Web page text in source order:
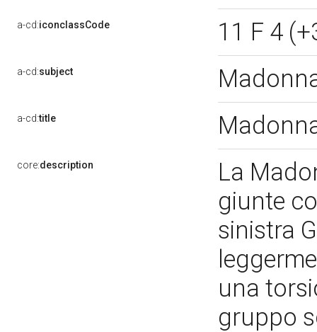
a-cd:iconclassCode 11 F 4
a-cd:subject
a-cd:title
core:description
La
giunte
sinistra
una
gruppo